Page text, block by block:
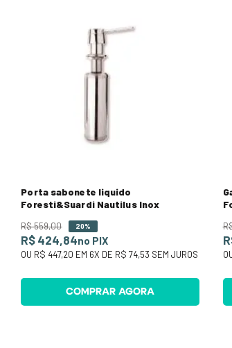
Porta sabonete liquido
Foresti&Suardi Nautilus Inox
R$559,00 20%
R$ 424,84no PIX
OU R$ 447,20 EM 6X DE R$ 74,53 SEM JUROS
COMPRAR AGORA